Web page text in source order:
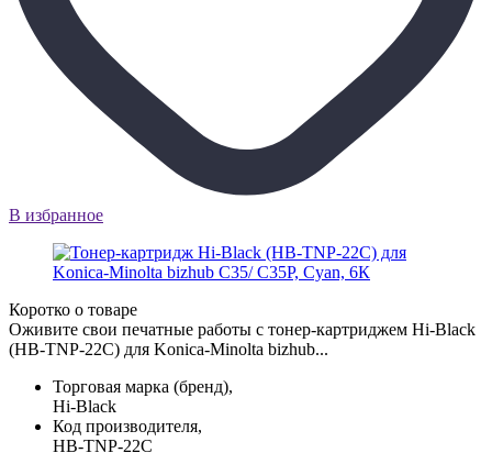
В избранное
Коротко о товаре
Оживите свои печатные работы с тонер-картриджем Hi-Black
(HB-TNP-22C) для Konica-Minolta bizhub...
Торговая марка (бренд),
Hi-Black
Код производителя,
HB-TNP-22C